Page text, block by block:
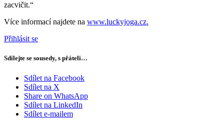
zacvičit.“
Více informací najdete na www.luckyjoga.cz.
Přihlásit se
Sdílejte se sousedy, s přáteli…
Sdílet na Facebook
Sdílet na X
Share on WhatsApp
Sdílet na LinkedIn
Sdílet e-mailem